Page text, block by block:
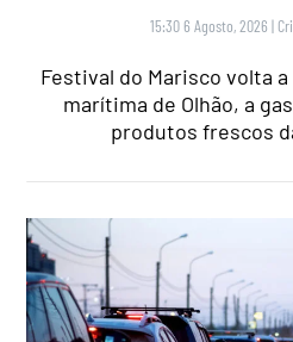
15:30 6 Agosto, 2026 |
Festival do Marisco volta
marítima de Olhão, a
produtos frescos